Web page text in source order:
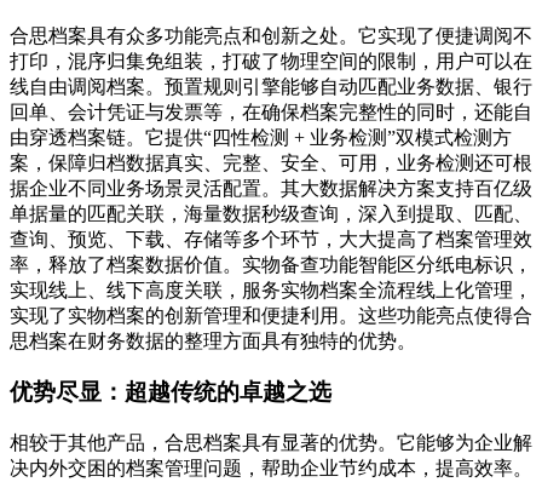
合思档案具有众多功能亮点和创新之处。它实现了便捷调阅不
打印，混序归集免组装，打破了物理空间的限制，用户可以在
线自由调阅档案。预置规则引擎能够自动匹配业务数据、银行
回单、会计凭证与发票等，在确保档案完整性的同时，还能自
由穿透档案链。它提供“四性检测 + 业务检测”双模式检测方
案，保障归档数据真实、完整、安全、可用，业务检测还可根
据企业不同业务场景灵活配置。其大数据解决方案支持百亿级
单据量的匹配关联，海量数据秒级查询，深入到提取、匹配、
查询、预览、下载、存储等多个环节，大大提高了档案管理效
率，释放了档案数据价值。实物备查功能智能区分纸电标识，
实现线上、线下高度关联，服务实物档案全流程线上化管理，
实现了实物档案的创新管理和便捷利用。这些功能亮点使得合
思档案在财务数据的整理方面具有独特的优势。
优势尽显：超越传统的卓越之选
相较于其他产品，合思档案具有显著的优势。它能够为企业解
决内外交困的档案管理问题，帮助企业节约成本，提高效率。